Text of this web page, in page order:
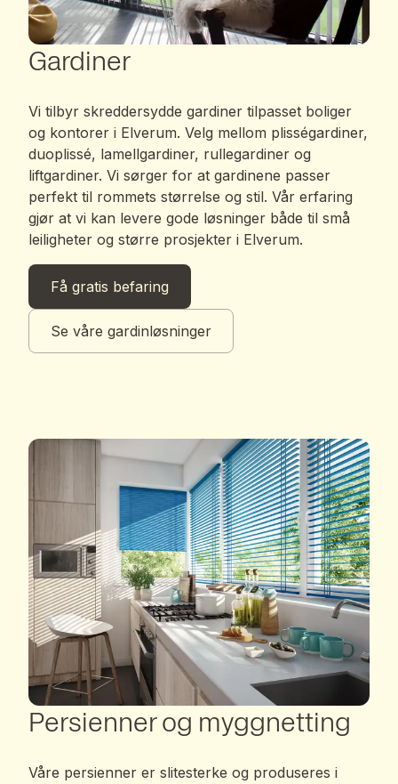
Gardiner
Vi tilbyr skreddersydde gardiner tilpasset boliger
og kontorer i Elverum. Velg mellom plisségardiner,
duoplissé, lamellgardiner, rullegardiner og
liftgardiner. Vi sørger for at gardinene passer
perfekt til rommets størrelse og stil. Vår erfaring
gjør at vi kan levere gode løsninger både til små
leiligheter og større prosjekter i Elverum.
Få gratis befaring
Se våre gardinløsninger
Persienner og myggnetting
Våre persienner er slitesterke og produseres i